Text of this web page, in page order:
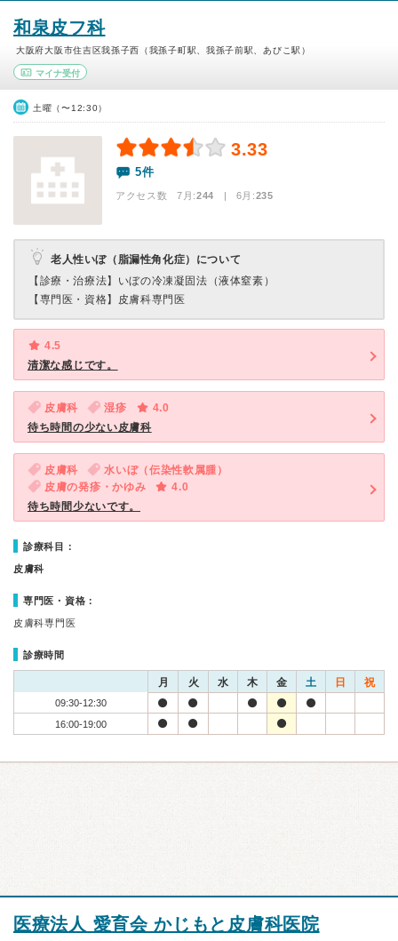
和泉皮フ科
大阪府大阪市住吉区我孫子西（我孫子町駅、我孫子前駅、あびこ駅）
マイナ受付
土曜（〜12:30）
3.33
5件
アクセス数 7月:244 | 6月:235
老人性いぼ（脂漏性角化症）について
【診療・治療法】 いぼの冷凍凝固法（液体窒素）
【専門医・資格】 皮膚科専門医
4.5
清潔な感じです。
皮膚科 湿疹
4.0
待ち時間の少ない皮膚科
皮膚科
水いぼ（伝染性軟属腫）
皮膚の発疹・かゆみ
4.0
待ち時間少ないです。
診療科目：
皮膚科
専門医・資格：
皮膚科専門医
診療時間
月 火 水 木 金 土 日 祝
09:30-12:30
16:00-19:00
医療法人 愛育会 かじもと皮膚科医院